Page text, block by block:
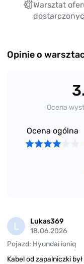
Warsztat
Opinie o
Ocena
Ocena ogólna
L
Lukas369
18.06.2026
Pojazd: Hyundai ioniq
Kabel od zapalniczki